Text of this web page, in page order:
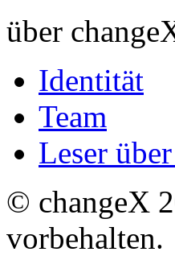
über
Identität
Team
Leser
© changeX
vorbehalten.